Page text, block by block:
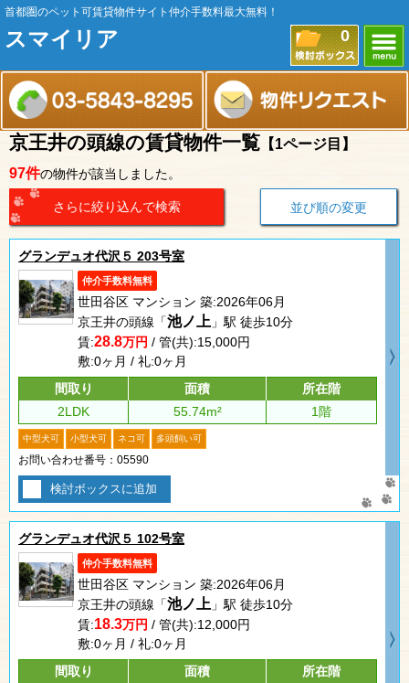
首都圏のペット可賃貸物件サイト仲介手数料最大無料！
スマイリア 0
京王井の頭線の賃貸物件一覧 【1ページ目】
97件の物件が該当しました。
さらに絞り込んで検索 並び順の変更
グランデュオ代沢５ 203号室
仲介手数料無料
世田谷区 マンション 築:2026年06月
京王井の頭線「池ノ上 」駅 徒歩10分
賃:28.8万円 / 管(共):15,000円
敷:0ヶ月 / 礼:0ヶ月
間取り
面積
所在階
2LDK
55.74m² 1階
中型犬可 小型犬可 ネコ可 多頭飼い可
お問い合わせ番号：05590
検討ボックスに追加
グランデュオ代沢５ 102号室
仲介手数料無料
世田谷区 マンション 築:2026年06月
京王井の頭線「池ノ上 」駅 徒歩10分
賃:18.3万円 / 管(共):12,000円
敷:0ヶ月 / 礼:0ヶ月
間取り
面積
所在階